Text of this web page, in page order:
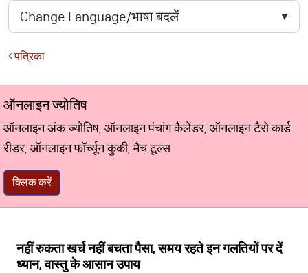
पत्रिका
ऑनलाइन ज्योतिष
ऑनलाइन अंक ज्योतिष, ऑनलाइन पंचांग कैलेंडर, ऑनलाइन टैरो कार्ड
रीडर, ऑनलाइन फॉर्च्यून कुकी, मैच टूल्स
क्लिक करें
नहीं रुकता खर्च नहीं बचता पैसा, समय रहते इन गलतियों पर दें
ध्यान, वास्तु के आसान उपाय